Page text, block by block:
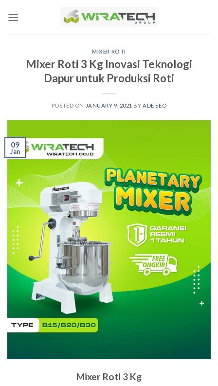
MIXER ROTI
Mixer Roti 3 Kg Inovasi Teknologi
Dapur untuk Produksi Roti
POSTED ON JANUARY 9, 2021 BY ADE SEO
09
Jan
Mixer Roti 3 Kg